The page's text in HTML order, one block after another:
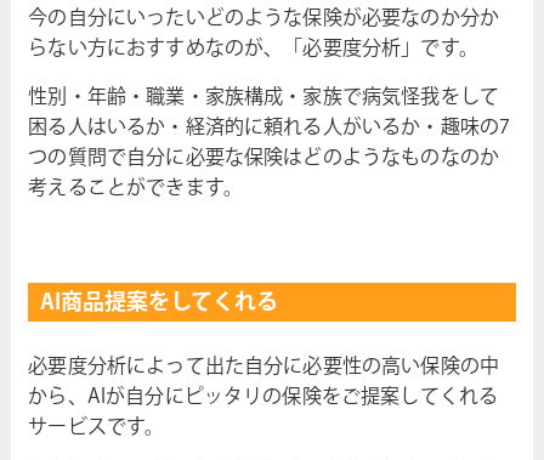
今の自分にいったいどのような保険が必要なのか分か
らない方におすすめなのが、「必要度分析」です。
性別・年齢・職業・家族構成・家族で病気怪我をして
困る人はいるか・経済的に頼れる人がいるか・趣味の7
つの質問で自分に必要な保険はどのようなものなのか
考えることができます。
AI商品提案をしてくれる
必要度分析によって出た自分に必要性の高い保険の中
から、AIが自分にピッタリの保険をご提案してくれる
サービスです。